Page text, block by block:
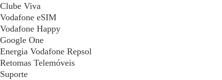
Clube Viva
Vodafone eSIM
Vodafone Happy
Google One
Energia Vodafone Repsol
Retomas Telemóveis
Suporte